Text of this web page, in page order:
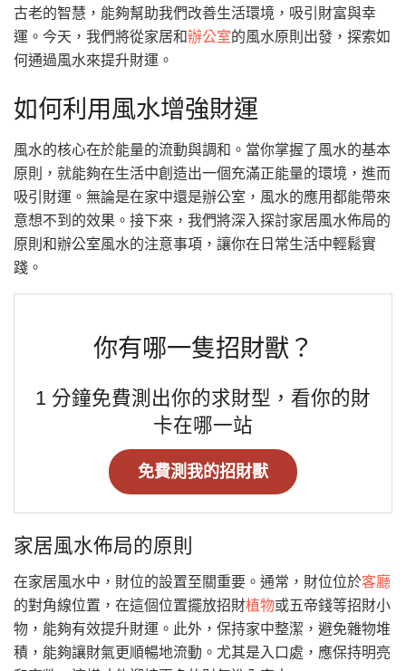
古老的智慧，能夠幫助我們改善生活環境，吸引財富與幸
運。今天，我們將從家居和辦公室的風水原則出發，探索如
何通過風水來提升財運。
如何利用風水增強財運
風水的核心在於能量的流動與調和。當你掌握了風水的基本
原則，就能夠在生活中創造出一個充滿正能量的環境，進而
吸引財運。無論是在家中還是辦公室，風水的應用都能帶來
意想不到的效果。接下來，我們將深入探討家居風水佈局的
原則和辦公室風水的注意事項，讓你在日常生活中輕鬆實
踐。
你有哪一隻招財獸？
1 分鐘免費測出你的求財型，看你的財
卡在哪一站
免費測我的招財獸
家居風水佈局的原則
在家居風水中，財位的設置至關重要。通常，財位位於客廳
的對角線位置，在這個位置擺放招財植物或五帝錢等招財小
物，能夠有效提升財運。此外，保持家中整潔，避免雜物堆
積，能夠讓財氣更順暢地流動。尤其是入口處，應保持明亮